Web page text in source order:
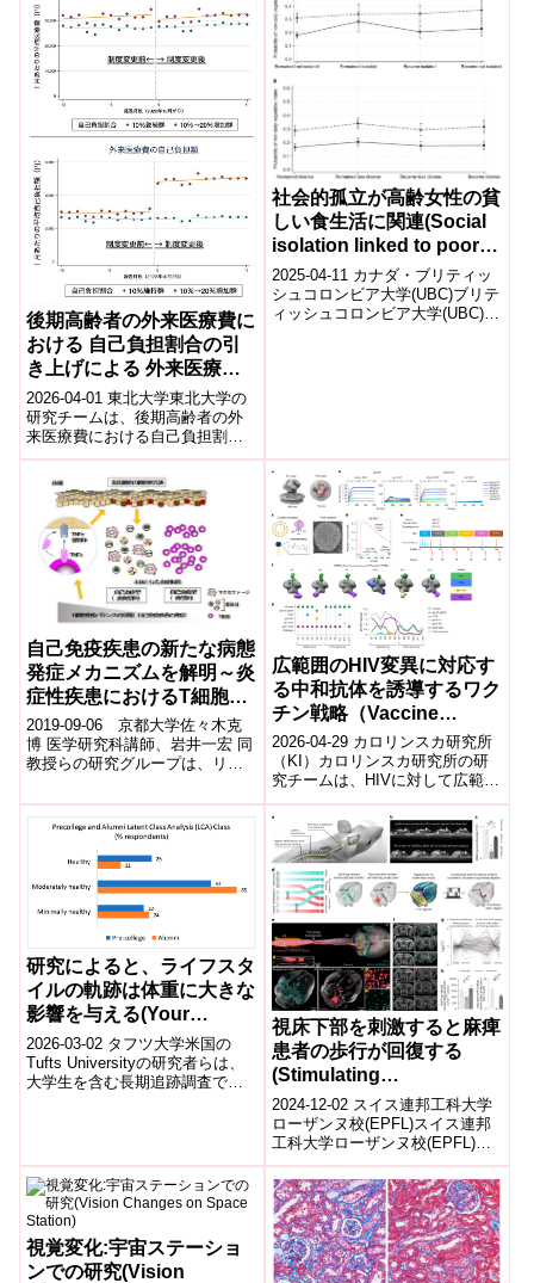
後期高齢者の外来医療費に
おける 自己負担割合の引
き上げによる 外来医療利
用の減少は一時的なものに
留まった ―数ヶ月で制度
変更前の水準に回復―
2026-04-01 東北大学東北大学の
研究チームは、後期高齢者の外
来医療費における自己負担割合
引き上げ（10％→20％）が医療
利用に与える影響を分析した。
大規...
社会的孤立が高齢女性の貧
しい食生活に関連(Social
isolation linked to poor
diet in older women)
2025-04-11 カナダ・ブリティッ
シュコロンビア大学(UBC)ブリテ
ィッシュコロンビア大学(UBC)の
自己免疫疾患の新たな病態
発症メカニズムを解明～炎
症性疾患におけるT細胞の
新たな役割～
2019-09-06 京都大学佐々木克
博 医学研究科講師、岩井一宏 同
教授らの研究グループは、リン
こす新たなメカニズムを明らか
に...
広範囲のHIV変異に対応す
る中和抗体を誘導するワク
チン戦略（Vaccine
strategy induces broadly
neutralising HIV
antibodies）
2026-04-29 カロリンスカ研究所
（KI）カロリンスカ研究所の研
究チームは、HIVに対して広範に
中和可能な抗体を誘導する新し
いワクチン戦略を開発した。免
疫...
研究によると、ライフスタ
イルの軌跡は体重に大きな
影響を与える(Your
Lifestyle Trajectory
Greatly Influences Your
Weight, Study Says)
2026-03-02 タフツ大学米国の
Tufts Universityの研究者らは、
大学生を含む長期追跡調査で、
視床下部を刺激すると麻痺
患者の歩行が回復する
(Stimulating
hypothalamus restores
walking in paralyzed
patients)
2024-12-02 スイス連邦工科大学
ローザンヌ校(EPFL)スイス連邦
工科大学ローザンヌ校(EPFL)の
研究チームは、視床下部の特定
部位を電気刺激することで...
視覚変化:宇宙ステーショ
ンでの研究(Vision